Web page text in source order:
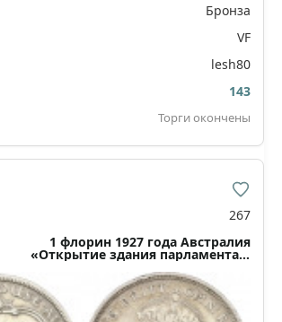
Бронза
VF
lesh80
143
Торги окончены
267
1 флорин 1927 года Австралия
«Открытие здания парламента в